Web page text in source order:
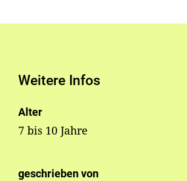
Weitere Infos
Alter
7 bis 10 Jahre
geschrieben von